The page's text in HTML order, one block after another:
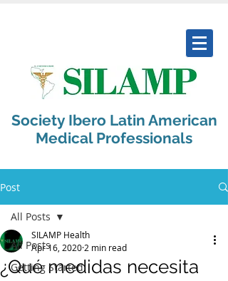
Society Ibero Latin American
Medical Professionals
Post
All Posts
Getting Started
All Posts
¿Qué medidas necesita
SILAMP Health
Apr 16, 2020 2 min read